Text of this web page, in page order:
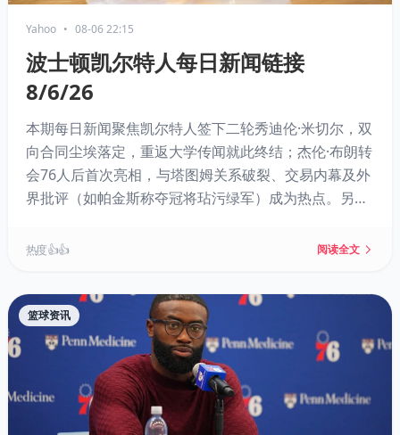
Yahoo • 08-06 22:15
波士顿凯尔特人每日新闻链接
8/6/26
本期每日新闻聚焦凯尔特人签下二轮秀迪伦·米切尔，双
向合同尘埃落定，重返大学传闻就此终结；杰伦·布朗转
会76人后首次亮相，与塔图姆关系破裂、交易内幕及外
界批评（如帕金斯称夺冠将玷污绿军）成为热点。另有
等消息，以及NBA 2K27相关话题。
热度 👍👍 阅读全文
篮球资讯